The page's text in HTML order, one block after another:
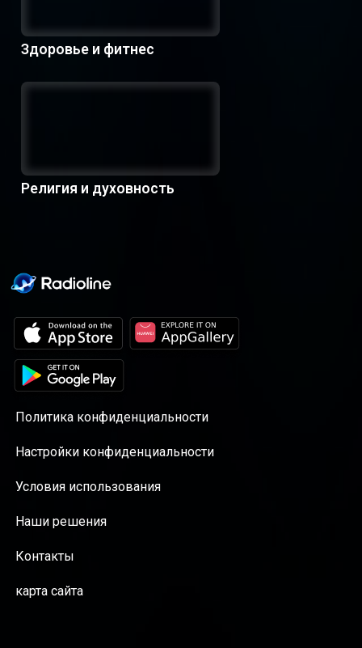
Здоровье и фитнес
Религия и духовность
Политика конфиденциальности
Настройки конфиденциальности
Условия использования
Наши решения
Контакты
карта сайта